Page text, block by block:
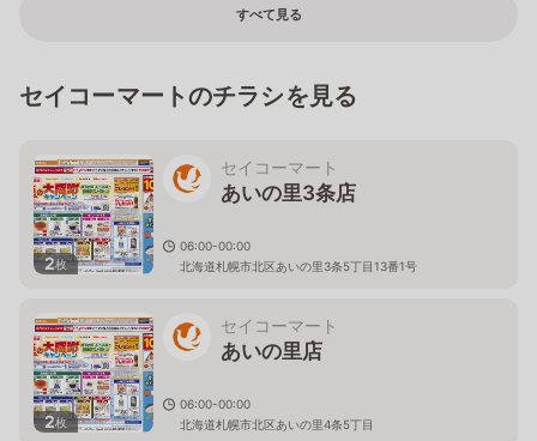
すべて見る
セイコーマートのチラシを見る
2枚
セイコーマート
あいの里3条店
06:00-00:00
北海道札幌市北区あいの里3条5丁目13番1号
2枚
セイコーマート
あいの里店
06:00-00:00
北海道札幌市北区あいの里4条5丁目